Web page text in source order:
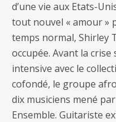
d’une vie aux Etats-
tout nouvel « amour
temps normal, Shirley
occupée. Avant la
intensive avec le
cofondé, le groupe
dix musiciens mené
Ensemble. Guitariste